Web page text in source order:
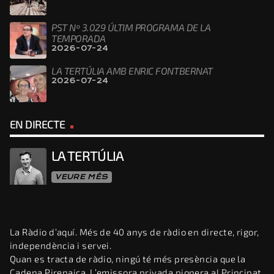
PST Nº 3.029 ÚLTIM PROGRAMA DE LA
TEMPORADA
2026-07-24
LA TERTÚLIA AMB ENRIC FONTBERNAT
2026-07-24
EN DIRECTE
LA TERTÚLIA
VEURE MÉS
La Ràdio d’aquí. Més de 40 anys de ràdio en directe, rigor,
independència i servei.
Quan es tracta de ràdio, ningú té més presència que la